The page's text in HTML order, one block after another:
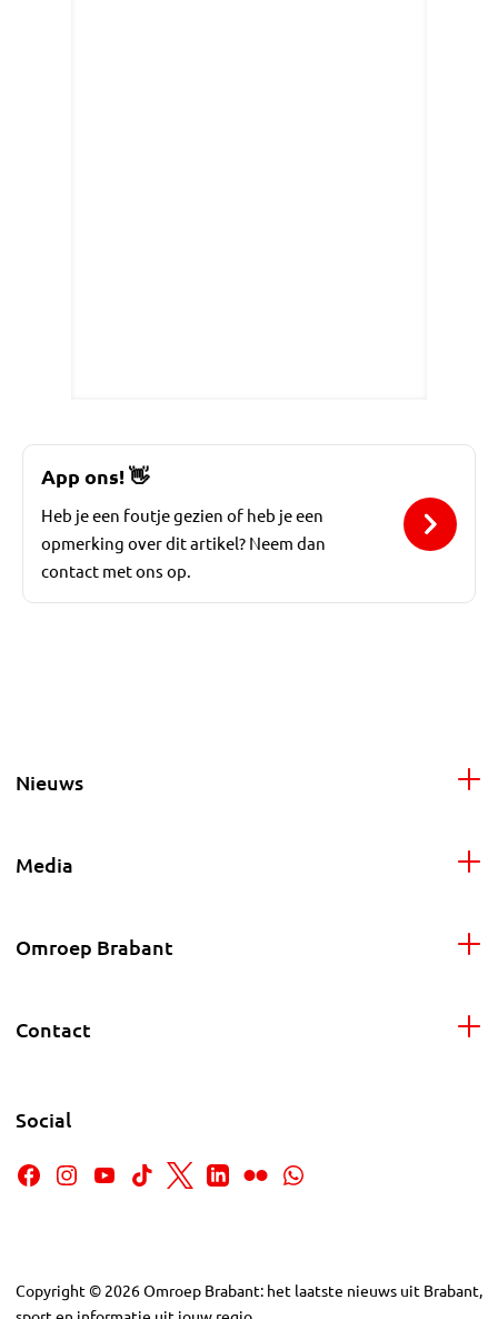
App ons!👋
Heb je een foutje gezien of heb je een
opmerking over dit artikel? Neem dan
contact met ons op.
Nieuws
Media
Omroep Brabant
Contact
Social
Copyright © 2026Omroep Brabant: het laatste nieuws uit Brabant,